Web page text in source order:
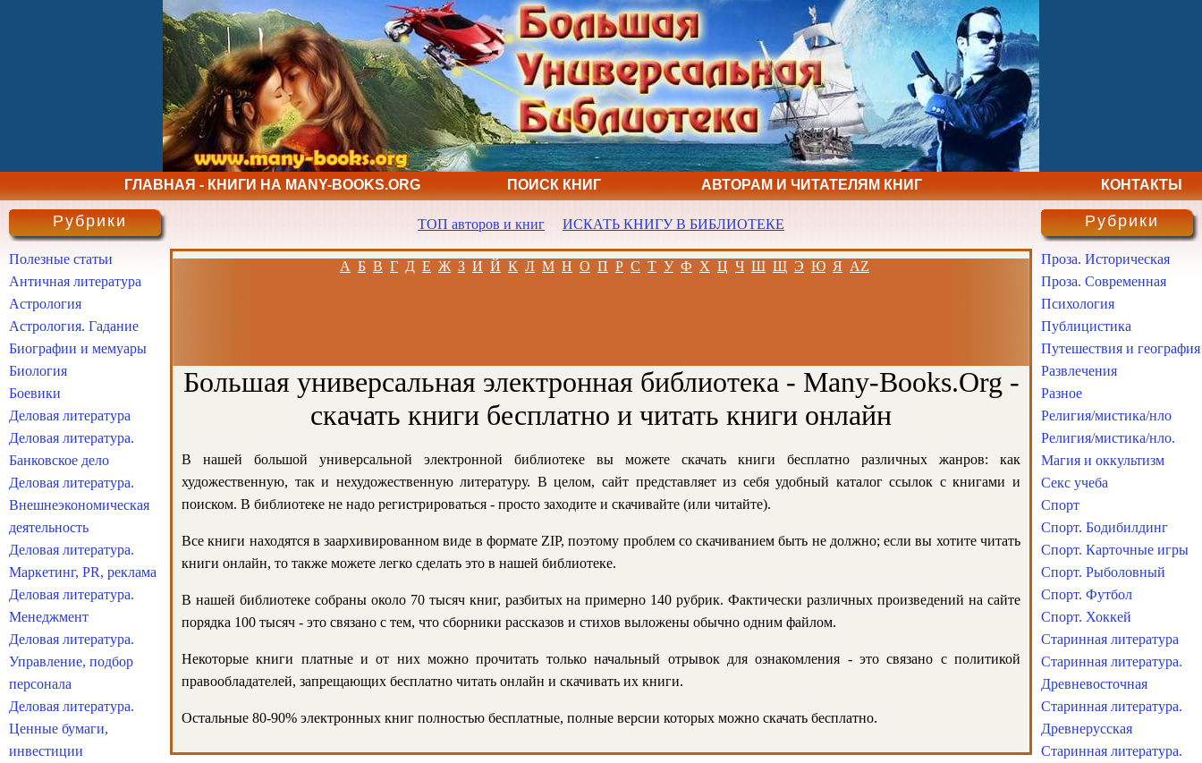
ГЛАВНАЯ - КНИГИ НА MANY-BOOKS.ORG ПОИСК КНИГ АВТОРАМ И ЧИТАТЕЛЯМ КНИГ КОНТАКТЫ
ТОП авторов и книг ИСКАТЬ КНИГУ В БИБЛИОТЕКЕ
А Б В Г Д Е Ж З И Й К Л М Н О П Р С Т У Ф Х Ц Ч Ш Щ Э Ю Я AZ
Большая универсальная электронная библиотека - Many-Books.Org -
скачать книги бесплатно и читать книги онлайн
В нашей большой универсальной электронной библиотеке вы можете скачать книги бесплатно различных жанров: как
художественную, так и нехудожественную литературу. В целом, сайт представляет из себя удобный каталог ссылок с книгами и
поиском. В библиотеке не надо регистрироваться - просто заходите и скачивайте (или читайте).
Все книги находятся в заархивированном виде в формате ZIP, поэтому проблем со скачиванием быть не должно; если вы хотите читать
книги онлайн, то также можете легко сделать это в нашей библиотеке.
В нашей библиотеке собраны около 70 тысяч книг, разбитых на примерно 140 рубрик. Фактически различных произведений на сайте
порядка 100 тысяч - это связано с тем, что сборники рассказов и стихов выложены обычно одним файлом.
Некоторые книги платные и от них можно прочитать только начальный отрывок для ознакомления - это связано с политикой
правообладателей, запрещающих бесплатно читать онлайн и скачивать их книги.
Остальные 80-90% электронных книг полностью бесплатные, полные версии которых можно скачать бесплатно.
Рубрики
Полезные статьи
Античная литература
Астрология
Астрология. Гадание
Биографии и мемуары
Биология
Боевики
Деловая литература
Деловая литература.
Банковское дело
Деловая литература.
Внешнеэкономическая
деятельность
Деловая литература.
Маркетинг, PR, реклама
Деловая литература.
Менеджмент
Деловая литература.
Управление, подбор
персонала
Деловая литература.
Ценные бумаги,
инвестиции
Рубрики
Проза. Историческая
Проза. Современная
Психология
Публицистика
Путешествия и география
Развлечения
Разное
Религия/мистика/нло
Религия/мистика/нло.
Магия и оккультизм
Секс учеба
Спорт
Спорт. Бодибилдинг
Спорт. Карточные игры
Спорт. Рыболовный
Спорт. Футбол
Спорт. Хоккей
Старинная литература
Старинная литература.
Древневосточная
Старинная литература.
Древнерусская
Старинная литература.